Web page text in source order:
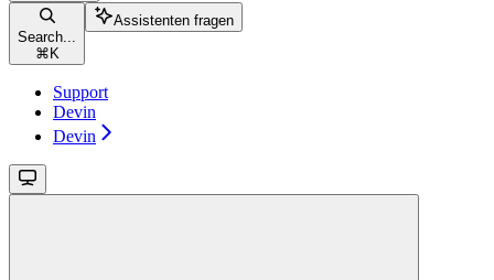
Search...
⌘ K
Assistenten fragen
Support
Devin
Devin